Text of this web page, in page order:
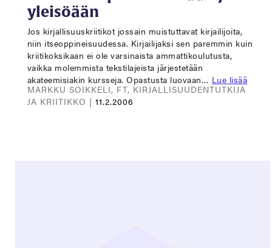
yleisöään
Jos kirjallisuuskriitikot jossain muistuttavat kirjailijoita,
niin itseoppineisuudessa. Kirjailijaksi sen paremmin kuin
kriitikoksikaan ei ole varsinaista ammattikoulutusta,
vaikka molemmista tekstilajeista järjestetään
akateemisiakin kursseja. Opastusta luovaan… Lue lisää
MARKKU SOIKKELI, FT, KIRJALLISUUDENTUTKIJA
JA KRIITIKKO | 11.2.2006